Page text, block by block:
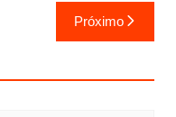
Próximo